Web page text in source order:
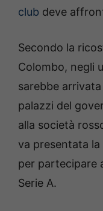
club deve
Secondo la
Colombo, negli
sarebbe
palazzi del
alla società
va presentata
per partecipare
Serie A.